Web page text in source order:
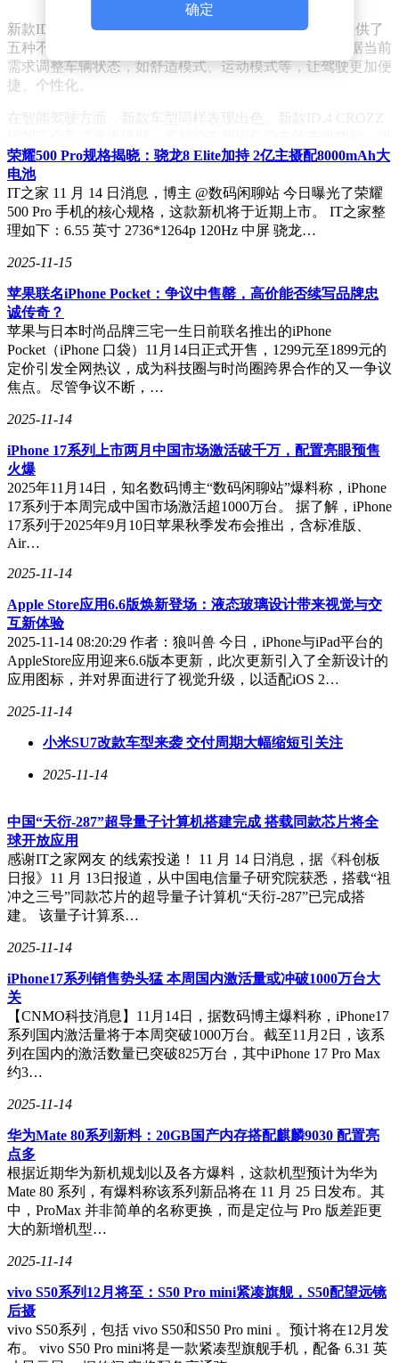
新款ID.4 CROZZ还首次引入了智能场景模式。该模式提供了
五种不同的驾驶场景设置，用户只需一键切换，即可根据当前
需求调整车辆状态，如舒适模式、运动模式等，让驾驶更加便
捷、个性化。
在智能驾驶方面，新款车型同样表现出色。新款ID.4 CROZZ
一步提升了驾驶的安全性和便利性。这些功能的加入，无疑将
为用户带来更加轻松、愉悦的驾驶体验。
动力方面，新款ID.4 CROZZ也进行了全面升级。后电机功率
从原来的150kW提升至170kW，使得车辆的动力输出更加强
四溢的驾驶感受。
确定
荣耀500 Pro规格揭晓：骁龙8 Elite加持 2亿主摄配8000mAh大
电池
IT之家 11 月 14 日消息，博主 @数码闲聊站 今日曝光了荣耀
500 Pro 手机的核心规格，这款新机将于近期上市。 IT之家整
理如下：6.55 英寸 2736*1264p 120Hz 中屏 骁龙…
2025-11-15
苹果联名iPhone Pocket：争议中售罄，高价能否续写品牌忠
诚传奇？
苹果与日本时尚品牌三宅一生日前联名推出的iPhone
Pocket（iPhone 口袋）11月14日正式开售，1299元至1899元的
定价引发全网热议，成为科技圈与时尚圈跨界合作的又一争议
焦点。尽管争议不断，…
2025-11-14
iPhone 17系列上市两月中国市场激活破千万，配置亮眼预售
火爆
2025年11月14日，知名数码博主“数码闲聊站”爆料称，iPhone
17系列于本周完成中国市场激活超1000万台。 据了解，iPhone
17系列于2025年9月10日苹果秋季发布会推出，含标准版、
Air…
2025-11-14
Apple Store应用6.6版焕新登场：液态玻璃设计带来视觉与交
互新体验
2025-11-14 08:20:29 作者：狼叫兽 今日，iPhone与iPad平台的
AppleStore应用迎来6.6版本更新，此次更新引入了全新设计的
应用图标，并对界面进行了视觉升级，以适配iOS 2…
2025-11-14
小米SU7改款车型来袭 交付周期大幅缩短引关注
2025-11-14
中国“天衍-287”超导量子计算机搭建完成 搭载同款芯片将全
球开放应用
感谢IT之家网友 的线索投递！ 11 月 14 日消息，据《科创板
日报》11 月 13日报道，从中国电信量子研究院获悉，搭载“祖
冲之三号”同款芯片的超导量子计算机“天衍-287”已完成搭
建。 该量子计算系…
2025-11-14
iPhone17系列销售势头猛 本周国内激活量或冲破1000万台大
关
【CNMO科技消息】11月14日，据数码博主爆料称，iPhone17
系列国内激活量将于本周突破1000万台。截至11月2日，该系
列在国内的激活数量已突破825万台，其中iPhone 17 Pro Max
约3…
2025-11-14
华为Mate 80系列新料：20GB国产内存搭配麒麟9030 配置亮
点多
根据近期华为新机规划以及各方爆料，这款机型预计为华为
Mate 80 系列，有爆料称该系列新品将在 11 月 25 日发布。其
中，ProMax 并非简单的名称更换，而是定位与 Pro 版差距更
大的新增机型…
2025-11-14
vivo S50系列12月将至：S50 Pro mini紧凑旗舰，S50配望远镜
后摄
vivo S50系列，包括 vivo S50和S50 Pro mini 。预计将在12月发
布。 vivo S50 Pro mini将是一款紧凑型旗舰手机，配备 6.31 英